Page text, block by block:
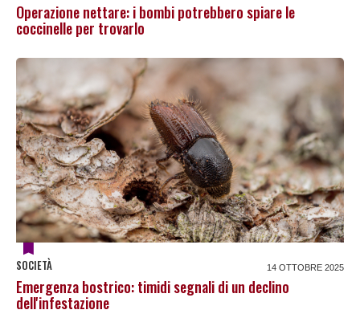
Operazione nettare: i bombi potrebbero spiare le
coccinelle per trovarlo
SOCIETÀ 14 OTTOBRE 2025
Emergenza bostrico: timidi segnali di un declino
dell'infestazione